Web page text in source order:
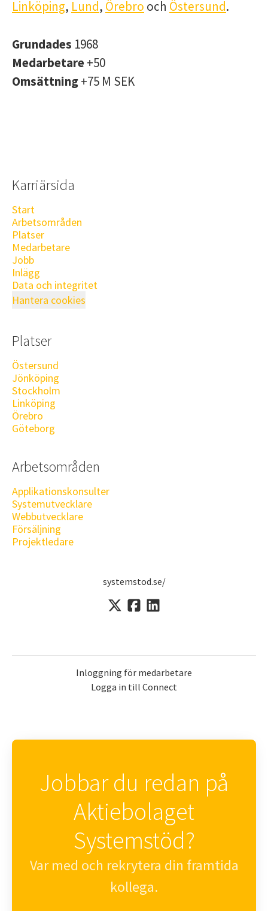
Linköping, Lund, Örebro och Östersund.
Grundades 1968
Medarbetare+50
Omsättning+75 M SEK
Karriärsida
Start
Arbetsområden
Platser
Medarbetare
Jobb
Inlägg
Data och integritet
Hantera cookies
Platser
Östersund
Jönköping
Stockholm
Linköping
Örebro
Göteborg
Arbetsområden
Applikationskonsulter
Systemutvecklare
Webbutvecklare
Försäljning
Projektledare
systemstod.se/
Inloggning för medarbetare
Logga in till Connect
Jobbar du redan på
Aktiebolaget
Systemstöd?
Var med och rekrytera din framtida
kollega.